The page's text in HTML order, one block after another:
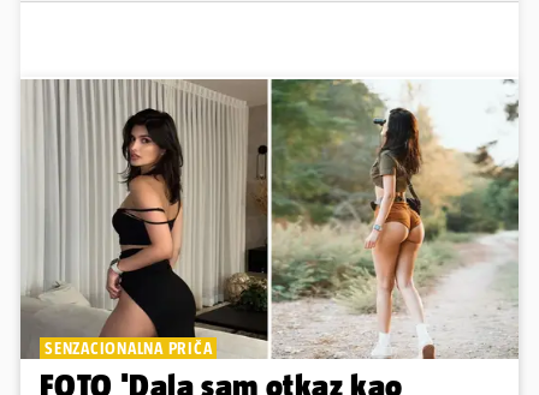
SENZACIONALNA PRIČA
FOTO 'Dala sam otkaz kao